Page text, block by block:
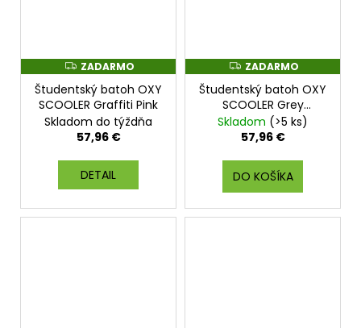
Z
A
D
A
R
M
O
ZADARMO
Študentský batoh OXY
SCOOLER Graffiti Pink
Skladom do týždňa
57,96 €
DETAIL
Z
A
D
A
R
M
O
ZADARMO
Študentský batoh OXY
SCOOLER Grey
geometric Pink Style
Skladom (>5 ks)
57,96 €
DO KOŠÍKA